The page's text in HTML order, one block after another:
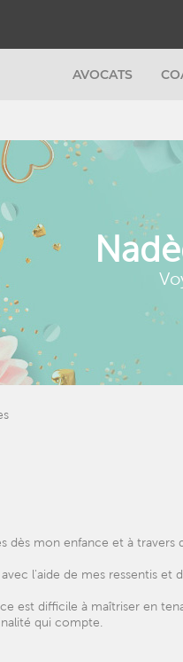
AVOCATS
dès mon enfance et à travers
l'aide de mes ressentis et
est difficile à maîtriser en
qui compte.